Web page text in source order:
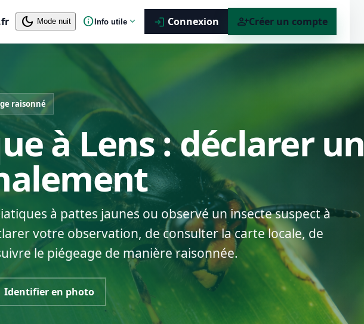
dark_mode Mode nuit infoInfo utile expand_more login Connexion person_addCréer un compte
raisonné
à Lens : déclarer un
à pattes jaunes ou observé un insecte suspect à
votre observation, de consulter la carte locale, de
le piégeage de manière raisonnée.
Identifier en photo